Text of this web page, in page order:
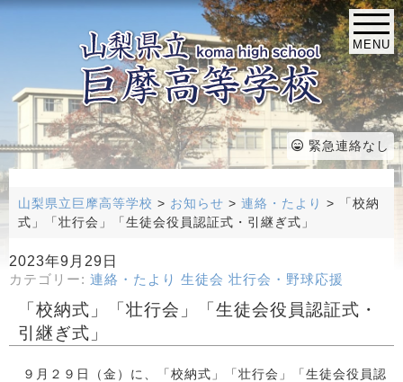
MENU
緊急連絡なし
山梨県立巨摩高等学校 > お知らせ > 連絡・たより >
「校納
式」「壮行会」「生徒会役員認証式・引継ぎ式」
2023年9月29日
カテゴリー: 連絡・たより 生徒会 壮行会・野球応援
「校納式」「壮行会」「生徒会役員認証式・
引継ぎ式」
９月２９日（金）に、「校納式」「壮行会」「生徒会役員認